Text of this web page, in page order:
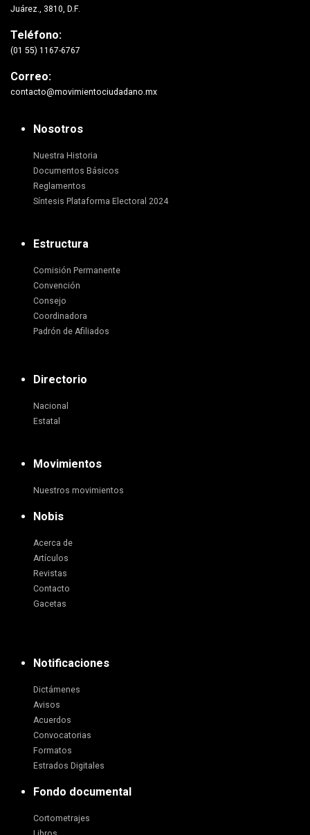
Juárez., 3810, D.F.
Teléfono:
(01 55) 1167-6767
Correo:
contacto@movimientociudadano.mx
Nosotros
Nuestra Historia
Documentos Básicos
Reglamentos
Síntesis Plataforma Electoral 2024
Estructura
Comisión Permanente
Convención
Consejo
Coordinadora
Padrón de Afiliados
Directorio
Nacional
Estatal
Movimientos
Nuestros movimientos
Nobis
Acerca de
Artículos
Revistas
Contacto
Gacetas
Notificaciones
Dictámenes
Avisos
Acuerdos
Convocatorias
Formatos
Estrados Digitales
Fondo documental
Cortometrajes